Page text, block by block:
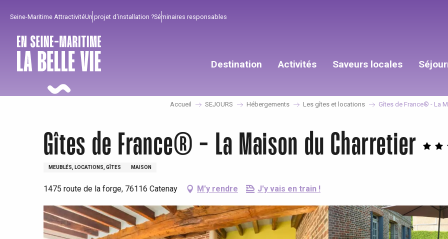
principal
Seine-Maritime AttractivitéUn projet d'installation ?Séminaires responsables
Destination Activités
Pour profiter
Saveurs locales
Incontournables
Bien de chez nous !
Accueil SEJOURS Hébergements Les gîtes et locations Gîtes de France® - La
Gîtes de France® - La Maison du Charretier
MEUBLÉS, LOCATIONS, GÎTES MAISON
1475 route de la forge, 76116 Catenay M'y rendre J'y vais en train !